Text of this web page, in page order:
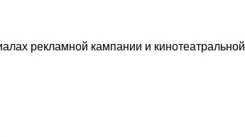
рекламной кампании и кинотеатральной